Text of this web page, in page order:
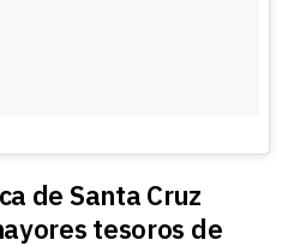
de Santa Cruz
tesoros de